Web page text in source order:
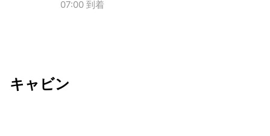
07:00 到着
キャビン